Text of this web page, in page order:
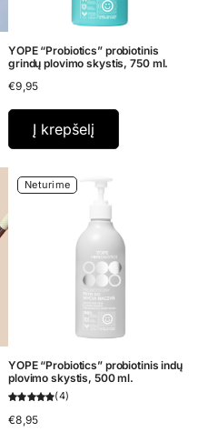
YOPE “Probiotics” probiotinis
grindų plovimo skystis, 750 ml.
€9,95
Į krepšelį
Neturime
YOPE “Probiotics” probiotinis indų
plovimo skystis, 500 ml.
4
€8,95